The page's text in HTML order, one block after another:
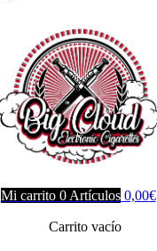
Mi carrito 0 Artículos 0,00€
Carrito vacío